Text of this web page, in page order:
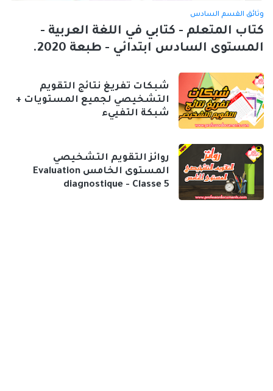
وثائق القسم السادس
كتاب المتعلم - كتابي في اللغة العربية -
المستوى السادس ابتدائي - طبعة 2020.
شبكات تفريغ نتائج التقويم
التشخيصي لجميع المستويات +
شبكة التفييء
روائز التقويم التشخيصي
المستوى الخامس Evaluation
diagnostique - Classe 5